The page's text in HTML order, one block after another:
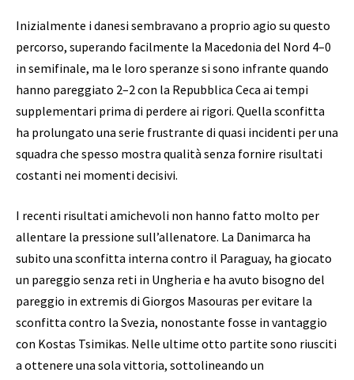
Inizialmente i danesi sembravano a proprio agio su questo
percorso, superando facilmente la Macedonia del Nord 4–0
in semifinale, ma le loro speranze si sono infrante quando
hanno pareggiato 2–2 con la Repubblica Ceca ai tempi
supplementari prima di perdere ai rigori. Quella sconfitta
ha prolungato una serie frustrante di quasi incidenti per una
squadra che spesso mostra qualità senza fornire risultati
costanti nei momenti decisivi.
I recenti risultati amichevoli non hanno fatto molto per
allentare la pressione sull’allenatore. La Danimarca ha
subito una sconfitta interna contro il Paraguay, ha giocato
un pareggio senza reti in Ungheria e ha avuto bisogno del
pareggio in extremis di Giorgos Masouras per evitare la
sconfitta contro la Svezia, nonostante fosse in vantaggio
con Kostas Tsimikas. Nelle ultime otto partite sono riusciti
a ottenere una sola vittoria, sottolineando un